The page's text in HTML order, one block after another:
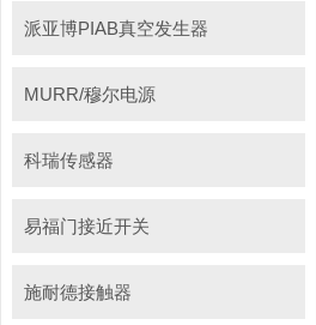
派亚博PIAB真空发生器
MURR/穆尔电源
科瑞传感器
易福门接近开关
施耐德接触器